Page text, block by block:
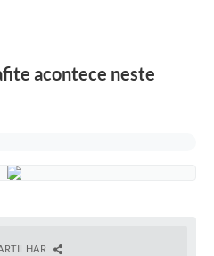
acontece neste